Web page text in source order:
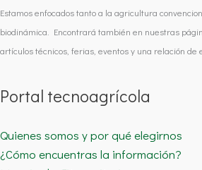
Estamos enfocados tanto a la agricultura
biodinámica. Encontrará también en nuestras
artículos técnicos, ferias, eventos y una relación de
Portal tecnoagrícola
Quienes somos y por qué elegirnos
¿Cómo encuentras la información?